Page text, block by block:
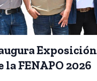
Exposición
la FENAPO 2026